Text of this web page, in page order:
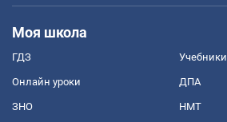
Моя школа
ГДЗ Учебники
Онлайн уроки ДПА
ЗНО НМТ